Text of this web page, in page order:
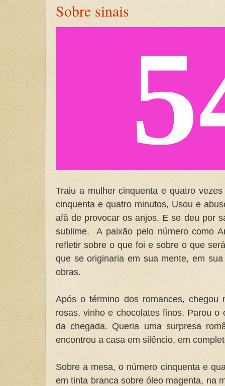
Sobre sinais
Traiu a mulher cinquenta e quatro
cinquenta e quatro minutos, Usou e
afã de provocar os anjos. E se deu por
sublime. A paixão pelo número como
refletir sobre o que foi e sobre o que
que se originaria em sua mente, em
obras.
Após o término dos romances, chegou
rosas, vinho e chocolates finos. Parou
da chegada. Queria uma surpresa
encontrou a casa em silêncio, em
Sobre a mesa, o número cinquenta e
em tinta branca sobre óleo magenta, na